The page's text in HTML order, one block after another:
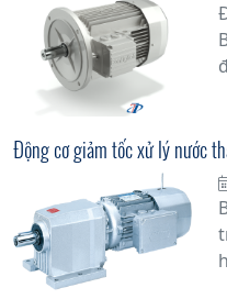
Động cơ giảm tốc xử lý nước